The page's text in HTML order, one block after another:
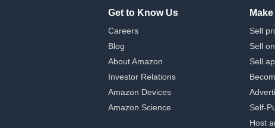
Get to Know Us
Careers
Blog
About Amazon
Investor Relations
Amazon Devices
Amazon Science
Sell
Sell
Sell
Self-
Host